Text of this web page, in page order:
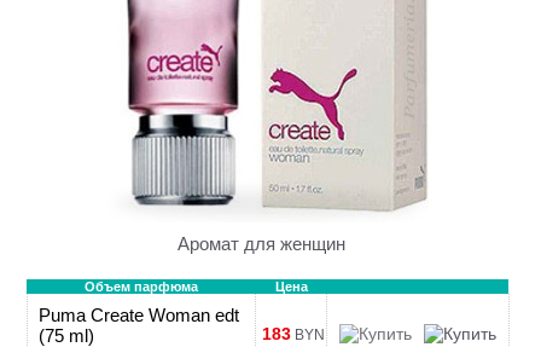
Аромат для женщин
Объем парфюма Цена
Puma Create Woman edt
(75 ml)
183 BYN